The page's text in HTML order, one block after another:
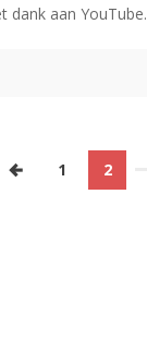
dank aan YouTube.
1 2